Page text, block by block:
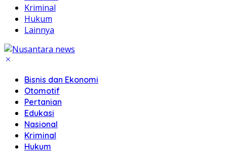
Kriminal
Hukum
Lainnya
Bisnis dan Ekonomi
Otomotif
Pertanian
Edukasi
Nasional
Kriminal
Hukum